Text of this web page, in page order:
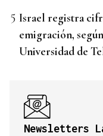
Israel registra
emigración,
Universidad de
Newsletters